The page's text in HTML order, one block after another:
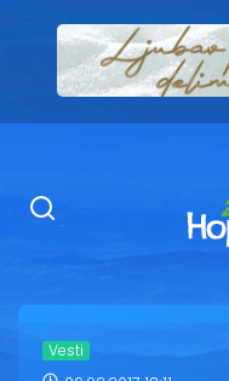
Vesti